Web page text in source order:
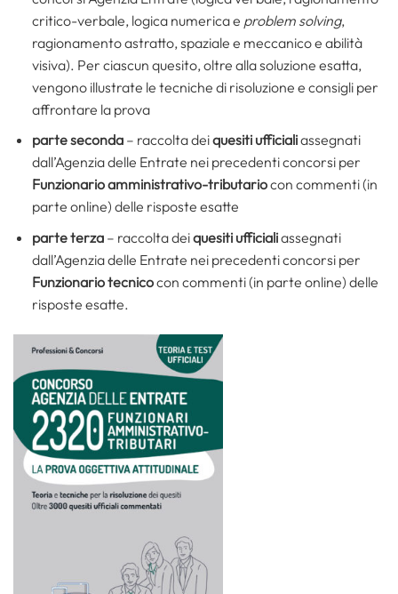
critico-verbale, logica numerica e problem solving,
ragionamento astratto, spaziale e meccanico e abilità
visiva). Per ciascun quesito, oltre alla soluzione esatta,
vengono illustrate le tecniche di risoluzione e consigli per
affrontare la prova
parte seconda– raccolta deiquesiti ufficialiassegnati
dall’Agenzia delle Entrate nei precedenti concorsi per
Funzionario amministrativo-tributariocon commenti (in
parte online) delle risposte esatte
parte terza– raccolta deiquesiti ufficialiassegnati
dall’Agenzia delle Entrate nei precedenti concorsi per
Funzionario tecnicocon commenti (in parte online) delle
risposte esatte.